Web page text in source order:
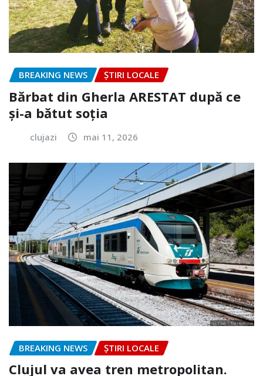
BREAKING NEWS ȘTIRI LOCALE
Bărbat din Gherla ARESTAT după ce
și-a bătut soția
clujazi mai 11, 2026
BREAKING NEWS ȘTIRI LOCALE
Clujul va avea tren metropolitan.